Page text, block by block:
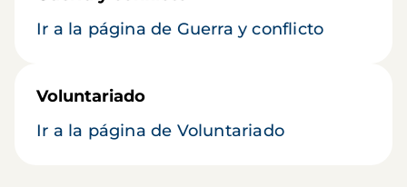
Ir a la página de Guerra y conflicto
Voluntariado
Ir a la página de Voluntariado